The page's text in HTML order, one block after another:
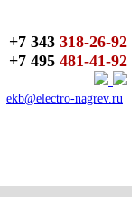
+7 343 318-26-92
+7 495 481-41-92
ekb@electro-nagrev.ru